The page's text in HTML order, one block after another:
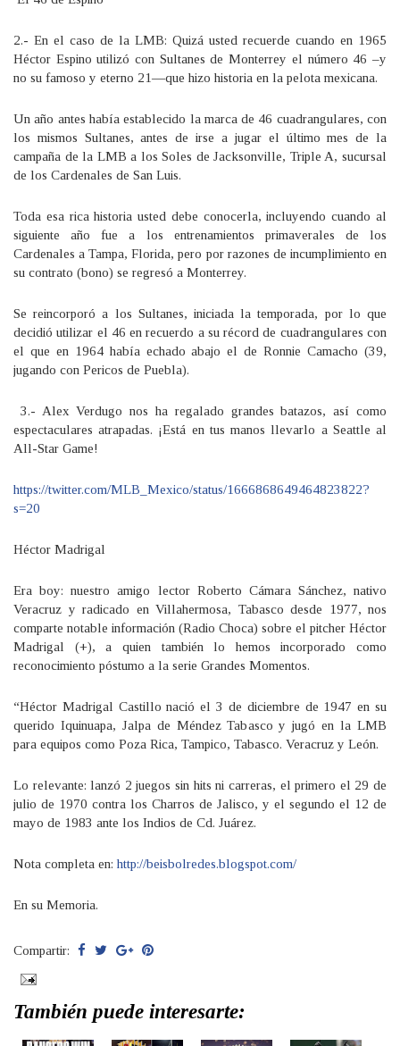
2.- En el caso de la LMB: Quizá usted recuerde cuando en 1965
Héctor Espino utilizó con Sultanes de Monterrey el número 46 –y
no su famoso y eterno 21—que hizo historia en la pelota mexicana.
Un año antes había establecido la marca de 46 cuadrangulares, con
los mismos Sultanes, antes de irse a jugar el último mes de la
campaña de la LMB a los Soles de Jacksonville, Triple A, sucursal
de los Cardenales de San Luis.
Toda esa rica historia usted debe conocerla, incluyendo cuando al
siguiente año fue a los entrenamientos primaverales de los
Cardenales a Tampa, Florida, pero por razones de incumplimiento en
su contrato (bono) se regresó a Monterrey.
Se reincorporó a los Sultanes, iniciada la temporada, por lo que
decidió utilizar el 46 en recuerdo a su récord de cuadrangulares con
el que en 1964 había echado abajo el de Ronnie Camacho (39,
jugando con Pericos de Puebla).
3.- Alex Verdugo nos ha regalado grandes batazos, así como
espectaculares atrapadas. ¡Está en tus manos llevarlo a Seattle al
All-Star Game!
https://twitter.com/MLB_Mexico/status/1666868649464823822?
s=20
Héctor Madrigal
Era boy: nuestro amigo lector Roberto Cámara Sánchez, nativo
Veracruz y radicado en Villahermosa, Tabasco desde 1977, nos
comparte notable información (Radio Choca) sobre el pitcher Héctor
Madrigal (+), a quien también lo hemos incorporado como
reconocimiento póstumo a la serie Grandes Momentos.
“Héctor Madrigal Castillo nació el 3 de diciembre de 1947 en su
querido Iquinuapa, Jalpa de Méndez Tabasco y jugó en la LMB
para equipos como Poza Rica, Tampico, Tabasco. Veracruz y León.
Lo relevante: lanzó 2 juegos sin hits ni carreras, el primero el 29 de
julio de 1970 contra los Charros de Jalisco, y el segundo el 12 de
mayo de 1983 ante los Indios de Cd. Juárez.
Nota completa en: http://beisbolredes.blogspot.com/
En su Memoria.
Compartir:
También puede interesarte: